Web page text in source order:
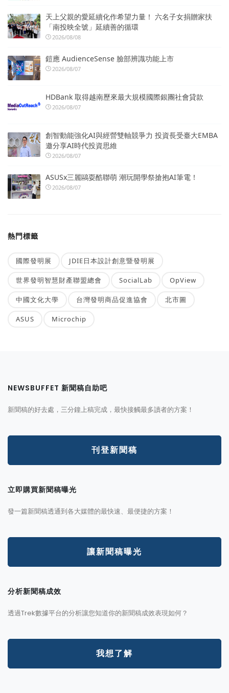
天上父親的愛延續化作希望力量！ 六名子女捐贈家扶
「南投映全號」延續善的循環
2026/08/08
鎧應 AudienceSense 臉部辨識功能上市
2026/08/07
HDBank 取得越南歷來最大規模國際銀團社會貸款
2026/08/07
創智動能強化AI與經營雙軸競爭力 投資長受臺大EMBA
邀分享AI時代投資思維
2026/08/07
ASUSx三麗鷗耍酷聯萌 潮玩開學祭搶抱AI筆電！
2026/08/07
熱門標籤
國際發明展 JDIE日本設計創意暨發明展
世界發明智慧財產聯盟總會 SocialLab OpView
中國文化大學 台灣發明商品促進協會 北市圖
ASUS Microchip
NEWSBUFFET 新聞稿自助吧
新聞稿的好去處，三分鐘上稿完成，最快接觸最多讀者的方案！
刊登新聞稿
立即購買新聞稿曝光
發一篇新聞稿透通到各大媒體的最快速、最便捷的方案！
讓新聞稿曝光
分析新聞稿成效
透過Trek數據平台的分析讓您知道你的新聞稿成效表現如何？
我想了解